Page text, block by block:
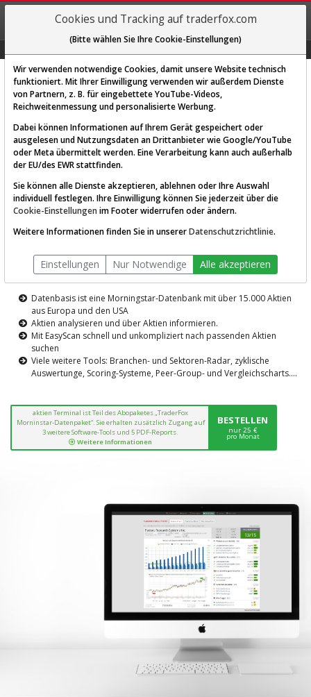
REGIS-
TRIEREN
Diese Funktion ist nur für
AKTIEN-TERMINAL
Die Aktienanalyse-Plattform von
TraderFox
Datenbasis ist eine Morningstar-Datenbank mit über 15.000 Aktien
aus Europa und den USA
Aktien analysieren und über Aktien informieren.
Mit EasyScan schnell und unkompliziert nach passenden Aktien
suchen
Viele weitere Tools: Branchen- und Sektoren-Radar, zyklische
Auswertunge, Scoring-Systeme, Peer-Group- und Vergleichscharts....
aktien Terminal ist Teil des Abopaketes „TraderFox
Morninstar-Datenpaket“. Sie erhalten zusätzlich Zugang auf
3 weitere Software-Tools und 5 PDF-Reports.
Weitere Informationen
BESTELLEN
nur 25 €
pro Monat
Cookies und Tracking auf traderfox.com
(Bitte wählen Sie Ihre Cookie-Einstellungen)
Wir verwenden notwendige Cookies, damit unsere Website technisch
funktioniert. Mit Ihrer Einwilligung verwenden wir außerdem Dienste
von Partnern, z. B. für eingebettete YouTube-Videos,
Reichweitenmessung und personalisierte Werbung.
Dabei können Informationen auf Ihrem Gerät gespeichert oder
ausgelesen und Nutzungsdaten an Drittanbieter wie Google/YouTube
oder Meta übermittelt werden. Eine Verarbeitung kann auch außerhalb
der EU/des EWR stattfinden.
Sie können alle Dienste akzeptieren, ablehnen oder Ihre Auswahl
individuell festlegen. Ihre Einwilligung können Sie jederzeit über die
Cookie-Einstellungen im Footer widerrufen oder ändern.
Weitere Informationen finden Sie in unsererDatenschutzrichtlinie.
Einstellungen Nur Notwendige Alle akzeptieren